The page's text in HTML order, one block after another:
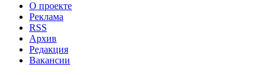
О проекте
Реклама
RSS
Архив
Редакция
Вакансии